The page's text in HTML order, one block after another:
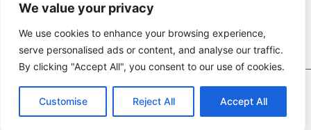
We value your privacy
We use cookies to enhance your browsing experience,
serve personalised ads or content, and analyse our traffic.
By clicking "Accept All", you consent to our use of cookies.
Customise Reject All Accept All
Καλέστε μας
Δευτ – Τετ. – Σαβ. : 10:00 – 15:00
Τρίτ. – Πέμπτ. – Παρ. : 10:00 – 21:00
© 2022 Λευκά Όνειρα All rights Reserved